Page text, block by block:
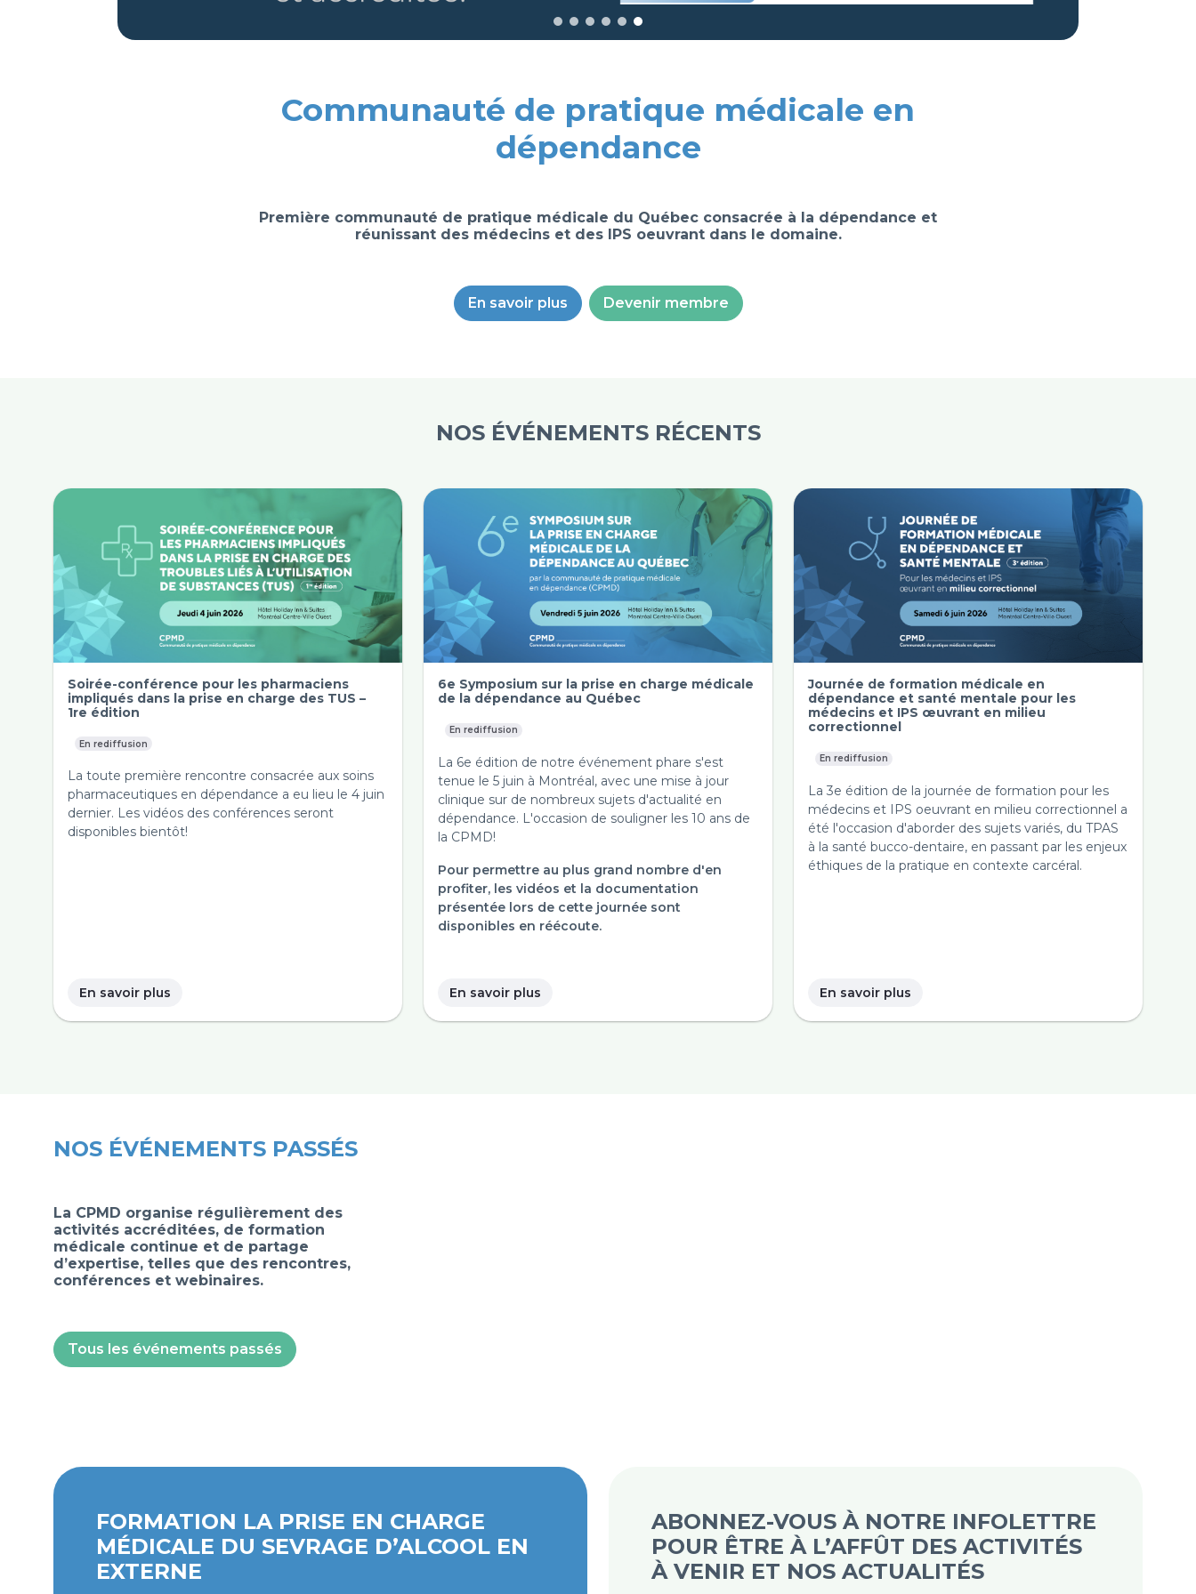
Communauté de pratique médicale en
dépendance
Première communauté de pratique médicale du Québec consacrée à la dépendance et
réunissant des médecins et des IPS oeuvrant dans le domaine.
En savoir plus Devenir membre
NOS ÉVÉNEMENTS RÉCENTS
Soirée-conférence pour les pharmaciens
impliqués dans la prise en charge des TUS –
1re édition
En rediffusion
La toute première rencontre consacrée aux soins
pharmaceutiques en dépendance a eu lieu le 4 juin
dernier. Les vidéos des conférences seront
disponibles bientôt!
En savoir plus
6e Symposium sur la prise en charge médicale
de la dépendance au Québec
En rediffusion
La 6e édition de notre événement phare s'est
tenue le 5 juin à Montréal, avec une mise à jour
clinique sur de nombreux sujets d'actualité en
dépendance. L'occasion de souligner les 10 ans de
la CPMD!
Pour permettre au plus grand nombre d'en
profiter, les vidéos et la documentation
présentée lors de cette journée sont
disponibles en réécoute.
En savoir plus
Journée de formation médicale en
dépendance et santé mentale pour les
médecins et IPS œuvrant en milieu
correctionnel
En rediffusion
La 3e édition de la journée de formation pour les
médecins et IPS oeuvrant en milieu correctionnel a
été l'occasion d'aborder des sujets variés, du TPAS
à la santé bucco-dentaire, en passant par les enjeux
éthiques de la pratique en contexte carcéral.
En savoir plus
NOS ÉVÉNEMENTS PASSÉS
La CPMD organise régulièrement des
activités accréditées, de formation
médicale continue et de partage
d’expertise, telles que des rencontres,
conférences et webinaires.
Tous les événements passés
FORMATION LA PRISE EN CHARGE
MÉDICALE DU SEVRAGE D’ALCOOL EN
EXTERNE
ABONNEZ-VOUS À NOTRE INFOLETTRE
POUR ÊTRE À L’AFFÛT DES ACTIVITÉS
À VENIR ET NOS ACTUALITÉS